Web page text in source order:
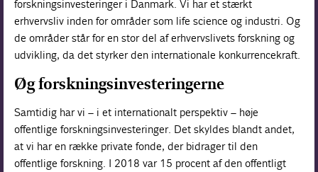
forskningsinvesteringer i Danmark. Vi har et stærkt
erhvervsliv inden for områder som life science og industri. Og
de områder står for en stor del af erhvervslivets forskning og
udvikling, da det styrker den internationale konkurrencekraft.
Øg forskningsinvesteringerne
Samtidig har vi – i et internationalt perspektiv – høje
offentlige forskningsinvesteringer. Det skyldes blandt andet,
at vi har en række private fonde, der bidrager til den
offentlige forskning. I 2018 var 15 procent af den offentligt